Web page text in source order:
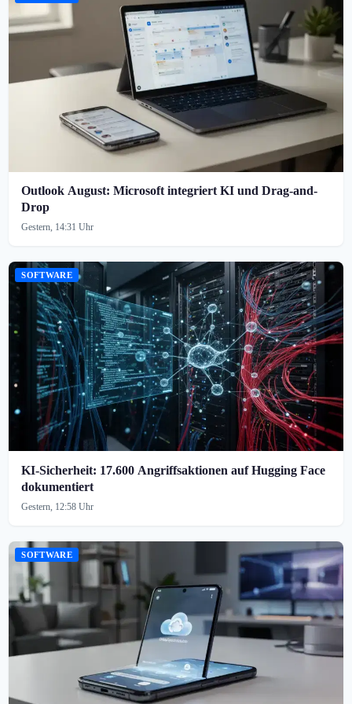
Outlook August: Microsoft integriert KI und Drag-and-
Drop
Gestern, 14:31 Uhr
SOFTWARE
KI-Sicherheit: 17.600 Angriffsaktionen auf Hugging Face
dokumentiert
Gestern, 12:58 Uhr
SOFTWARE